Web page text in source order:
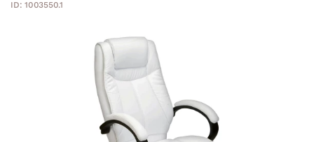
ID: 1003550.1